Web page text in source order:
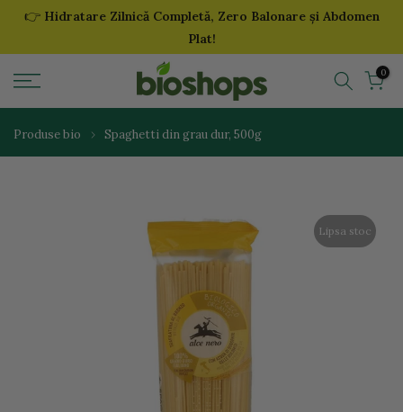
Sari
👉 Hidratare Zilnică Completă, Zero Balonare și Abdomen
Plat!
0
Produse bio Spaghetti din grau dur, 500g
Lipsa stoc